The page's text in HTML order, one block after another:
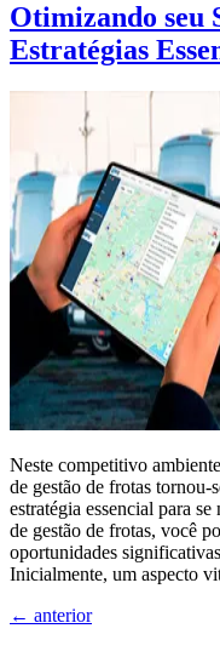
Otimizando seu
Estratégias
Neste competitivo
de gestão de frotas tornou-
estratégia essencial para
de gestão de frotas, você
oportunidades
Inicialmente, um aspecto
← anterior